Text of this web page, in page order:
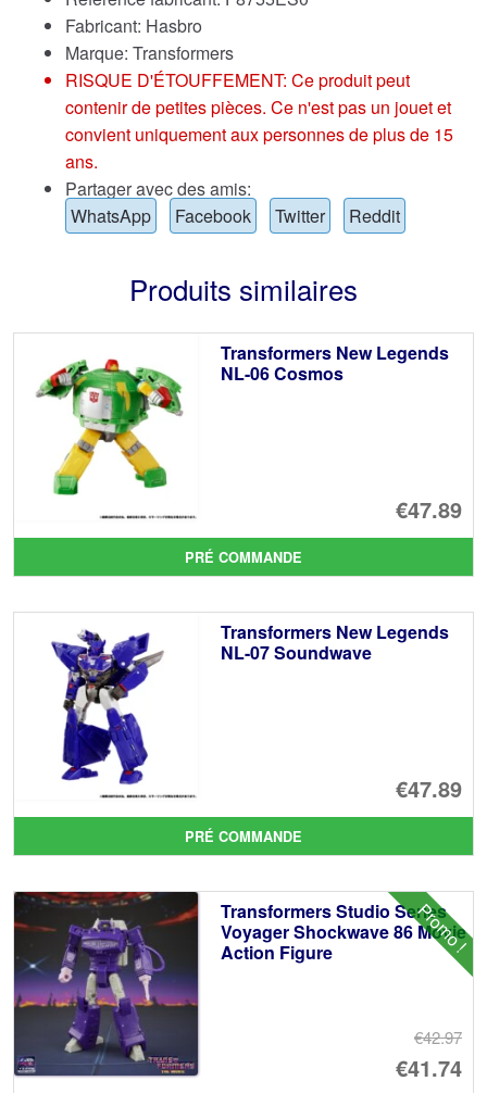
Fabricant: Hasbro
Marque: Transformers
RISQUE D'ÉTOUFFEMENT: Ce produit peut
contenir de petites pièces. Ce n'est pas un jouet et
convient uniquement aux personnes de plus de 15
ans.
Partager avec des amis:
WhatsApp
Facebook Twitter Reddit
Produits similaires
Transformers New Legends
NL-06 Cosmos
€47.89
PRÉ COMMANDE
Transformers New Legends
NL-07 Soundwave
€47.89
PRÉ COMMANDE
Promo !
Transformers Studio Series
Voyager Shockwave 86 Movie
Action Figure
€42.97
Le
€41.74
Le